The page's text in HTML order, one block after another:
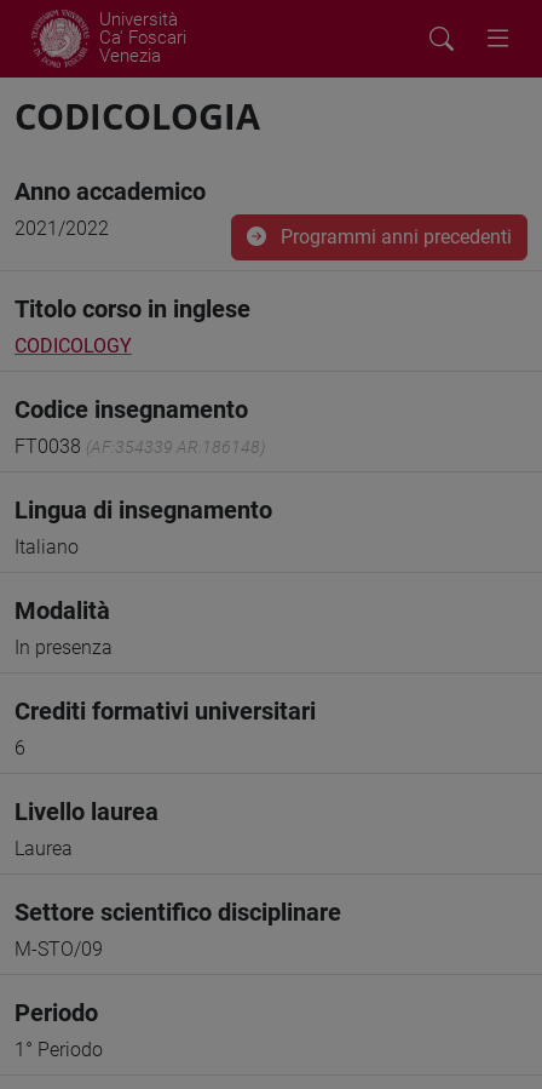
Università
Ca' Foscari
Venezia
CODICOLOGIA
Anno accademico
2021/2022 Programmi anni precedenti
Titolo corso in inglese
CODICOLOGY
Codice insegnamento
FT0038 (AF:354339 AR:186148)
Lingua di insegnamento
Italiano
Modalità
In presenza
Crediti formativi universitari
6
Livello laurea
Laurea
Settore scientifico disciplinare
M-STO/09
Periodo
1° Periodo